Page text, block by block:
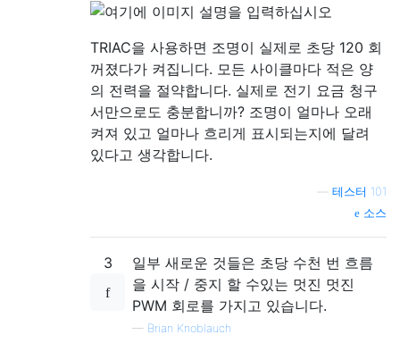
TRIAC을 사용하면 조명이 실제로 초당 120 회
꺼졌다가 켜집니다. 모든 사이클마다 적은 양
의 전력을 절약합니다. 실제로 전기 요금 청구
서만으로도 충분합니까? 조명이 얼마나 오래
켜져 있고 얼마나 흐리게 표시되는지에 달려
있다고 생각합니다.
테스터 101
소스
3
일부 새로운 것들은 초당 수천 번 흐름
을 시작 / 중지 할 수있는 멋진 멋진
PWM 회로를 가지고 있습니다.
— Brian Knoblauch